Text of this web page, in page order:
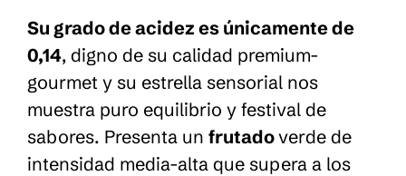
Su grado de acidez es únicamente de
0,14, digno de su calidad premium-
gourmet y su estrella sensorial nos
muestra puro equilibrio y festival de
sabores. Presenta un frutadoverde de
intensidad media-alta que supera a los